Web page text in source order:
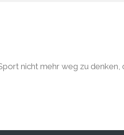
nicht mehr weg zu